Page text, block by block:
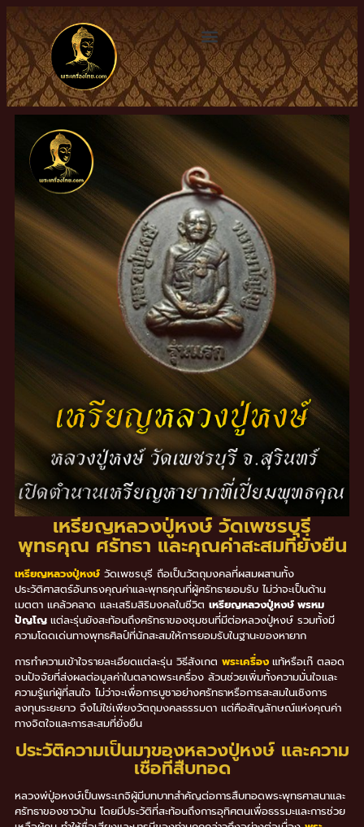
เหรียญหลวงปู่หงษ์ วัดเพชรบุรี
พุทธคุณ ศรัทธา และคุณค่าสะสมที่ยั่งยืน
เหรียญหลวงปู่หงษ์ วัดเพชรบุรี ถือเป็นวัตถุมงคลที่ผสมผสานทั้ง
ประวัติศาสตร์อันทรงคุณค่าและพุทธคุณที่ผู้ศรัทธายอมรับ ไม่ว่าจะเป็นด้าน
เมตตา แคล้วคลาด และเสริมสิริมงคลในชีวิต เหรียญหลวงปู่หงษ์ พรหม
ปัญโญ แต่ละรุ่นยังสะท้อนถึงศรัทธาของชุมชนที่มีต่อหลวงปู่หงษ์ รวมทั้งมี
ความโดดเด่นทางพุทธศิลป์ที่นักสะสมให้การยอมรับในฐานะของหายาก
การทำความเข้าใจรายละเอียดแต่ละรุ่น วิธีสังเกต พระเครื่อง แท้หรือเก๊ ตลอด
จนปัจจัยที่ส่งผลต่อมูลค่าในตลาดพระเครื่อง ล้วนช่วยเพิ่มทั้งความมั่นใจและ
ความรู้แก่ผู้ที่สนใจ ไม่ว่าจะเพื่อการบูชาอย่างศรัทธาหรือการสะสมในเชิงการ
ลงทุนระยะยาว จึงไม่ใช่เพียงวัตถุมงคลธรรมดา แต่คือสัญลักษณ์แห่งคุณค่า
ทางจิตใจและการสะสมที่ยั่งยืน
ประวัติความเป็นมาของหลวงปู่หงษ์ และความ
เชื่อที่สืบทอด
หลวงพ่ปู่อหงษ์เป็นพระเกจิผู้มีบทบาทสำคัญต่อการสืบทอดพระพุทธศาสนาและ
ศรัทธาของชาวบ้าน โดยมีประวัติที่สะท้อนถึงการอุทิศตนเพื่อธรรมะและการช่วย